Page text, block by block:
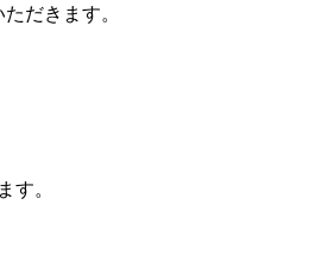
だきます。
す。